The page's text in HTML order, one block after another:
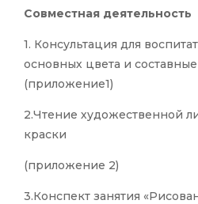
Совместная деятельность
1. Консультация для
основных цвета и составные
(приложение1)
2.Чтение художественной
краски
(приложение 2)
3.Конспект занятия